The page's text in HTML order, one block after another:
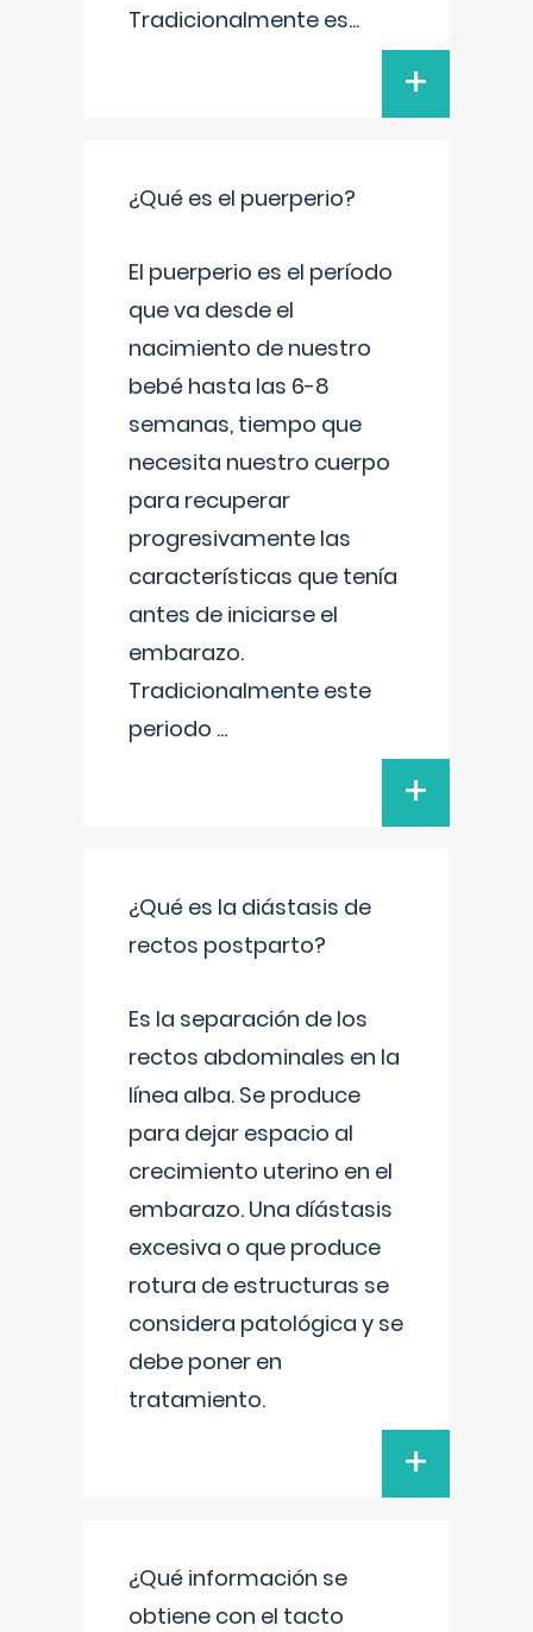
Tradicionalmente es...
+
¿Qué es el puerperio?
El puerperio es el período
que va desde el
nacimiento de nuestro
bebé hasta las 6-8
semanas, tiempo que
necesita nuestro cuerpo
para recuperar
progresivamente las
características que tenía
antes de iniciarse el
embarazo.
Tradicionalmente este
periodo ...
+
¿Qué es la diástasis de
rectos postparto?
Es la separación de los
rectos abdominales en la
línea alba. Se produce
para dejar espacio al
crecimiento uterino en el
embarazo. Una díástasis
excesiva o que produce
rotura de estructuras se
considera patológica y se
debe poner en
tratamiento.
+
¿Qué información se
obtiene con el tacto